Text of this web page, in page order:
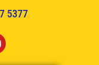
5377